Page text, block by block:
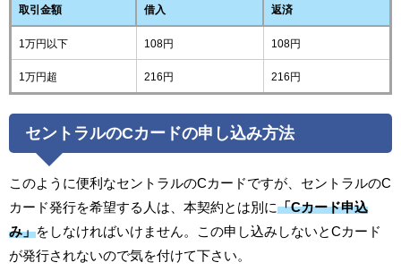
取引金額 借入 返済
1万円以下 108円 108円
1万円超 216円 216円
セントラルのCカードの申し込み方法
このように便利なセントラルのCカードですが、セントラルのC
カード発行を希望する人は、本契約とは別に「Cカード申込
み」をしなければいけません。この申し込みしないとCカード
が発行されないので気を付けて下さい。